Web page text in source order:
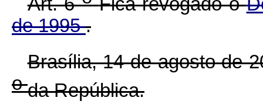
de 1995.
Brasília, 14 de agosto de
oda República.